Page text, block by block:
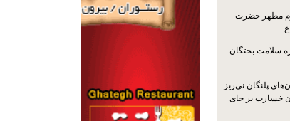
مطهر حضرت
ع
سلامت بختگان
پلنگان نی‌ریز
تومان خسارت بر جای